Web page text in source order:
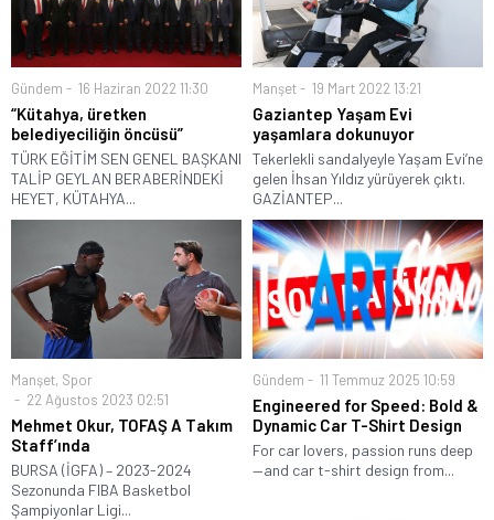
Gündem 16 Haziran 2022 11:30
“Kütahya, üretken
belediyeciliğin öncüsü”
TÜRK EĞİTİM SEN GENEL BAŞKANI
TALİP GEYLAN BERABERİNDEKİ
HEYET, KÜTAHYA...
Manşet 19 Mart 2022 13:21
Gaziantep Yaşam Evi
yaşamlara dokunuyor
Tekerlekli sandalyeyle Yaşam Evi’ne
gelen İhsan Yıldız yürüyerek çıktı.
GAZİANTEP...
Manşet, Spor
22 Ağustos 2023 02:51
Mehmet Okur, TOFAŞ A Takım
Staff’ında
BURSA (İGFA) – 2023-2024
Sezonunda FIBA Basketbol
Şampiyonlar Ligi...
Gündem 11 Temmuz 2025 10:59
Engineered for Speed: Bold &
Dynamic Car T-Shirt Design
For car lovers, passion runs deep
—and car t-shirt design from...